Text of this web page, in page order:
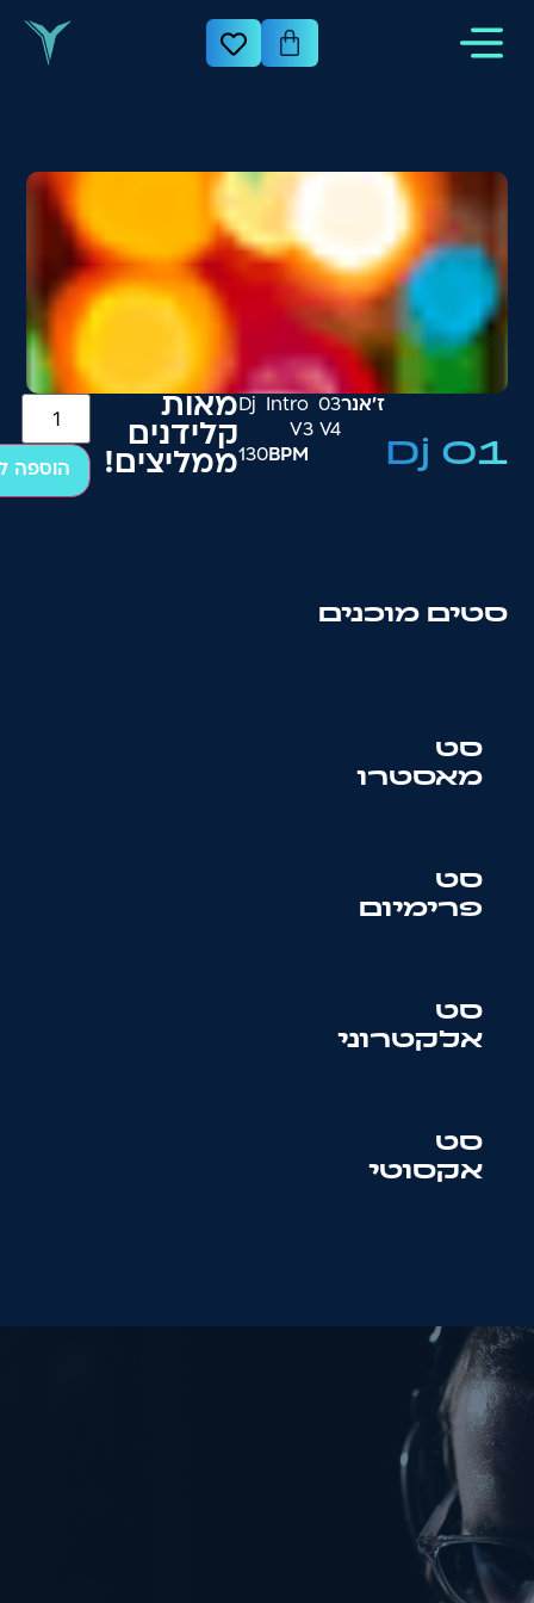
Dj 01
ז׳אנר
03 Dj Intro
V3 V4
BPM
130
מאות
קלידנים
ממליצים!
₪200
הוספה
סטים מוכנים
סט
מאסטרו
סט
פרימיום
סט
אלקטרוני
סט
אקסוטי
סולטון + מוטיף
מייל: